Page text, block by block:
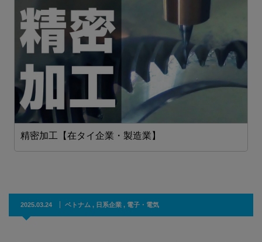
精密加工【在タイ企業・製造業】
2025.03.24 ベトナム , 日系企業 , 電子・電気